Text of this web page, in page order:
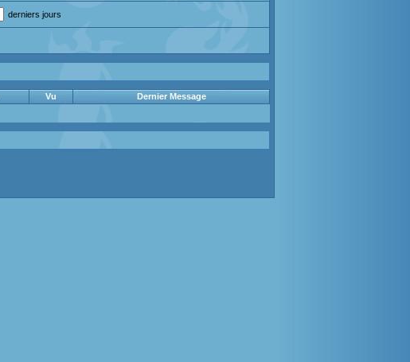
derniers jours
Vu
Dernier Message